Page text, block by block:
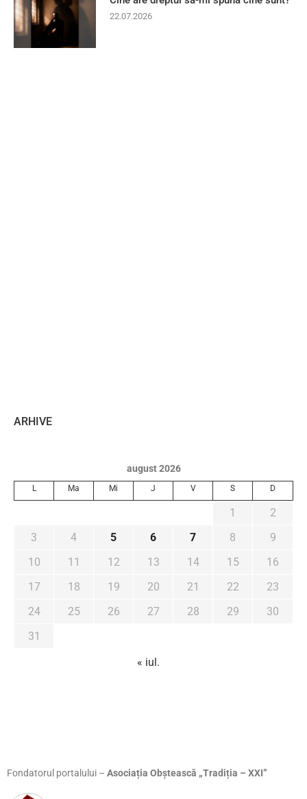
22.07.2026
ARHIVE
august 2026
L Ma Mi J V S D
1
2
3
4 5 6 7 8
9
10
11 12 13 14 15
16
17
18 19 20 21 22
23
24
25 26 27 28 29
30
31
« iul.
Fondatorul portalului – Asociația Obștească „Tradiția – XXI”